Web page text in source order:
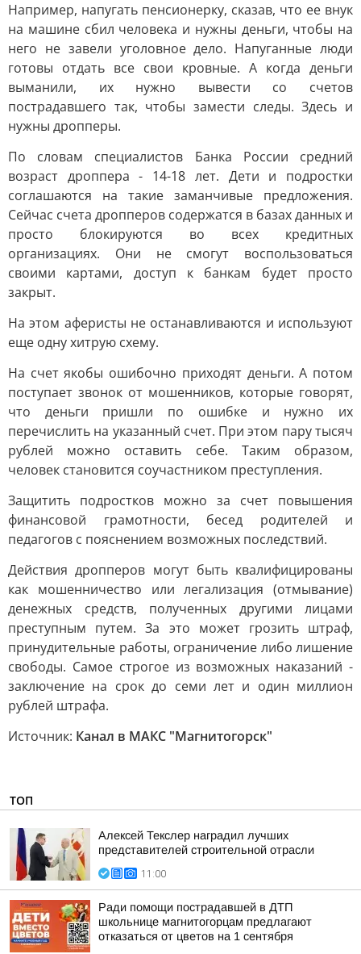
Например, напугать пенсионерку, сказав, что ее внук
на машине сбил человека и нужны деньги, чтобы на
него не завели уголовное дело. Напуганные люди
готовы отдать все свои кровные. А когда деньги
выманили, их нужно вывести со счетов
пострадавшего так, чтобы замести следы. Здесь и
нужны дропперы.
По словам специалистов Банка России средний
возраст дроппера - 14-18 лет. Дети и подростки
соглашаются на такие заманчивые предложения.
Сейчас счета дропперов содержатся в базах данных и
просто блокируются во всех кредитных
организациях. Они не смогут воспользоваться
своими картами, доступ к банкам будет просто
закрыт.
На этом аферисты не останавливаются и используют
еще одну хитрую схему.
На счет якобы ошибочно приходят деньги. А потом
поступает звонок от мошенников, которые говорят,
что деньги пришли по ошибке и нужно их
перечислить на указанный счет. При этом пару тысяч
рублей можно оставить себе. Таким образом,
человек становится соучастником преступления.
Защитить подростков можно за счет повышения
финансовой грамотности, бесед родителей и
педагогов с пояснением возможных последствий.
Действия дропперов могут быть квалифицированы
как мошенничество или легализация (отмывание)
денежных средств, полученных другими лицами
преступным путем. За это может грозить штраф,
принудительные работы, ограничение либо лишение
свободы. Самое строгое из возможных наказаний -
заключение на срок до семи лет и один миллион
рублей штрафа.
Источник: Канал в МАКС "Магнитогорск"
ТОП
Алексей Текслер наградил лучших
представителей строительной отрасли
11:00
Ради помощи пострадавшей в ДТП
школьнице магнитогорцам предлагают
отказаться от цветов на 1 сентября